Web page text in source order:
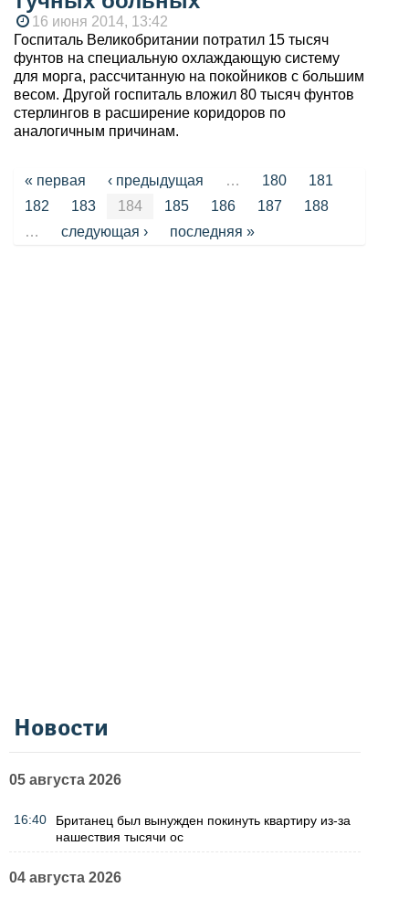
16 июня 2014, 13:42
Госпиталь Великобритании потратил 15 тысяч
фунтов на специальную охлаждающую систему
для морга, рассчитанную на покойников с большим
весом. Другой госпиталь вложил 80 тысяч фунтов
стерлингов в расширение коридоров по
аналогичным причинам.
Страницы
« первая ‹ предыдущая … 180
181
182
183 184 185 186 187
188
…
следующая › последняя »
Новости
05 августа 2026
16:40
Британец был вынужден покинуть квартиру из-за
нашествия тысячи ос
04 августа 2026